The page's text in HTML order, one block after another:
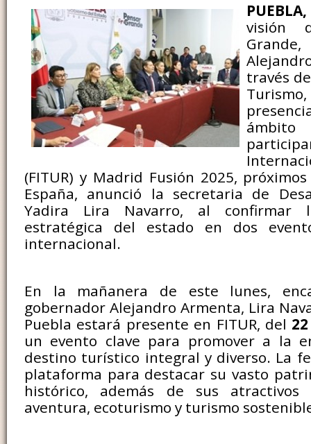
visión
través
(FITUR) y Madrid Fusión 2025,
España, anunció la secretaria de
Yadira Lira Navarro, al confirmar
estratégica del estado en dos
internacional.
En la mañanera de este lunes,
gobernador Alejandro Armenta, Lira
Puebla estará presente en FITUR, del
un evento clave para promover a la
destino turístico integral y diverso. La
plataforma para destacar su vasto
histórico, además de sus
aventura, ecoturismo y turismo